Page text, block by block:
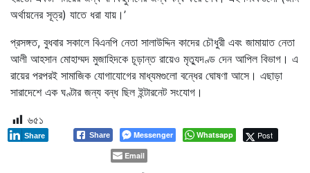
অর্থায়নের সূত্র) যাতে ধরা যায়।’
প্রসঙ্গত, বুধবার সকালে বিএনপি নেতা সালাউদ্দিন কাদের চৌধুরী এবং জামায়াত নেতা
আলী আহসান মোহাম্মদ মুজাহিদকে চূড়ান্ত রায়েও মৃত্যুদণ্ড দেন আপিল বিভাগ। এ
রায়ের পরপরই সামাজিক যোগাযোগের মাধ্যমগুলো বন্ধের ঘোষণা আসে। এছাড়া
সারাদেশে এক ঘণ্টার জন্য বন্ধ ছিল ইন্টারনেট সংযোগ।
৬৫১
Share Messenger Whatsapp Post
Share
Email